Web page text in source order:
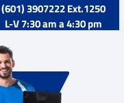
(601) 3907222 Ext.1250
L-V 7:30 am a 4:30 pm